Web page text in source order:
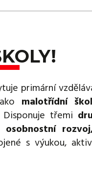
primární
malotřídní
třemi
osobnostní
s výukou,